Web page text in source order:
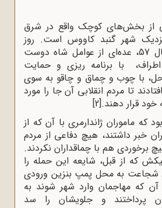
از بخش‌های کوچک واقع در شرق
شهر گنبد کاووس است. روز
دوازدهم دی ماه سال 57، عده‌ای از عوامل شاه دوست
با برنامه ریزی و حمایت
محل، با چوب و چماق و چاقو به سوی
تا مردم انقلابی آن جا را مورد
قرار دهند.[2]
که ماموران ژاندارمری با آن که از
خبر داشتند، هیچ دفاعی از مردم
برخوردی هم با چماقداران نکردند.
که از قبل، شایعه این حمله را
شجاعت به محل پمپ بنزین ورودی
آن که مهاجمان وارد شهر شوند به
پرداختند و جلویشان را سد